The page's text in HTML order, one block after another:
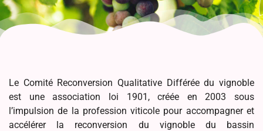
Le Comité Reconversion Qualitative Différée du vignoble
est une association loi 1901, créée en 2003 sous
l’impulsion de la profession viticole pour accompagner et
accélérer la reconversion du vignoble du bassin